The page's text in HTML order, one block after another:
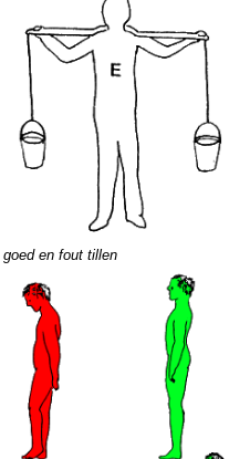
goed en fout tillen